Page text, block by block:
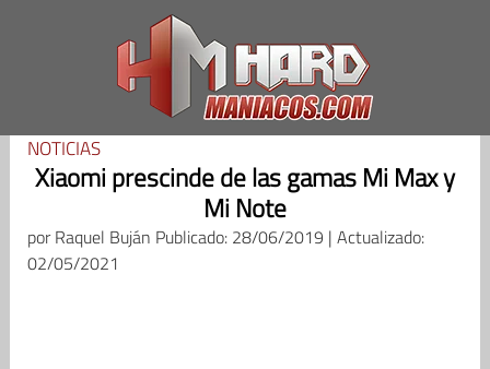
NOTICIAS
Xiaomi prescinde de las gamas Mi Max y
Mi Note
porRaquel Buján Publicado: 28/06/2019 | Actualizado:
02/05/2021